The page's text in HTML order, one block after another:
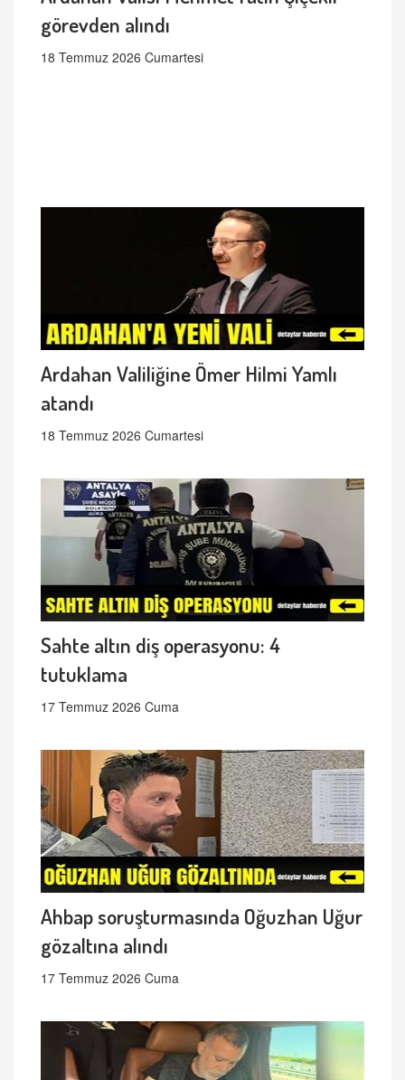
görevden alındı
18 Temmuz 2026 Cumartesi
Ardahan Valiliğine Ömer Hilmi Yamlı
atandı
18 Temmuz 2026 Cumartesi
Sahte altın diş operasyonu: 4
tutuklama
17 Temmuz 2026 Cuma
Ahbap soruşturmasında Oğuzhan Uğur
gözaltına alındı
17 Temmuz 2026 Cuma